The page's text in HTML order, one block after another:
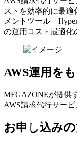
ストを効率的に最適
メントツール「
の運⽤コスト最適化
AWS運用を
MEGAZONEが提供
AWS請求代行サー
お申し込み